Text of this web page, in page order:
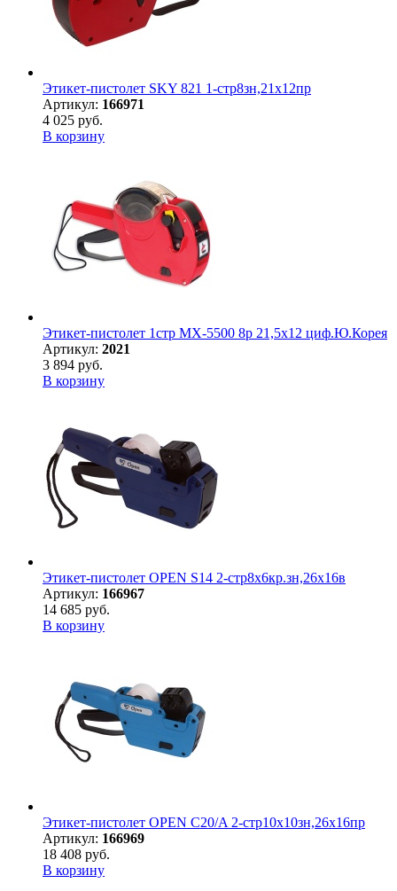
Этикет-пистолет SKY 821 1-стр8зн,21х12пр
Артикул: 166971
4 025 руб.
В корзину
Этикет-пистолет 1стр MX-5500 8р 21,5х12 циф.Ю.Корея
Артикул: 2021
3 894 руб.
В корзину
Этикет-пистолет OPEN S14 2-стр8х6кр.зн,26х16в
Артикул: 166967
14 685 руб.
В корзину
Этикет-пистолет OPEN С20/A 2-стр10х10зн,26х16пр
Артикул: 166969
18 408 руб.
В корзину